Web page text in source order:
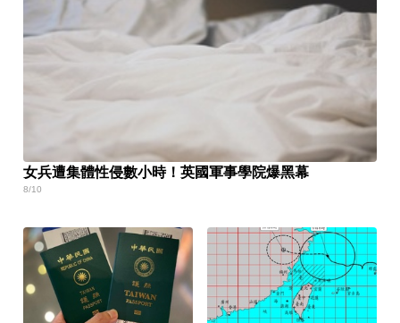
女兵遭集體性侵數小時！英國軍事學院爆黑幕
8/10